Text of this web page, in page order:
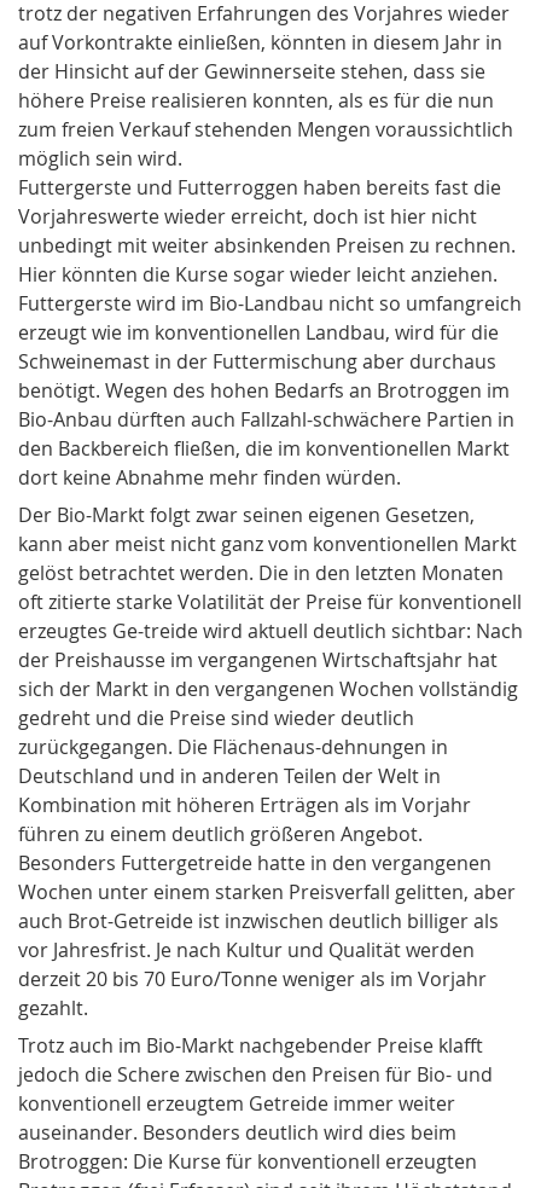
trotz der negativen Erfahrungen des Vorjahres wieder
auf Vorkontrakte einließen, könnten in diesem Jahr in
der Hinsicht auf der Gewinnerseite stehen, dass sie
höhere Preise realisieren konnten, als es für die nun
zum freien Verkauf stehenden Mengen voraussichtlich
möglich sein wird.
Futtergerste und Futterroggen haben bereits fast die
Vorjahreswerte wieder erreicht, doch ist hier nicht
unbedingt mit weiter absinkenden Preisen zu rechnen.
Hier könnten die Kurse sogar wieder leicht anziehen.
Futtergerste wird im Bio-Landbau nicht so umfangreich
erzeugt wie im konventionellen Landbau, wird für die
Schweinemast in der Futtermischung aber durchaus
benötigt. Wegen des hohen Bedarfs an Brotroggen im
Bio-Anbau dürften auch Fallzahl-schwächere Partien in
den Backbereich fließen, die im konventionellen Markt
dort keine Abnahme mehr finden würden.
Der Bio-Markt folgt zwar seinen eigenen Gesetzen,
kann aber meist nicht ganz vom konventionellen Markt
gelöst betrachtet werden. Die in den letzten Monaten
oft zitierte starkeVolatilität der Preisefür konventionell
erzeugtes Ge-treide wird aktuell deutlich sichtbar: Nach
der Preishausse im vergangenen Wirtschaftsjahr hat
sich der Markt in den vergangenen Wochen vollständig
gedreht und die Preise sind wieder deutlich
zurückgegangen. Die Flächenaus-dehnungen in
Deutschland und in anderen Teilen der Welt in
Kombination mit höheren Erträgen als im Vorjahr
führen zu einem deutlich größeren Angebot.
Besonders Futtergetreide hatte in den vergangenen
Wochen unter einem starken Preisverfall gelitten, aber
auch Brot-Getreide ist inzwischen deutlich billiger als
vor Jahresfrist. Je nach Kultur und Qualität werden
derzeit 20 bis 70 Euro/Tonne weniger als im Vorjahr
gezahlt.
Trotz auch im Bio-Markt nachgebender Preise klafft
jedoch die Schere zwischen den Preisen für Bio- und
konventionell erzeugtem Getreide immer weiter
auseinander. Besonders deutlich wird dies beim
Brotroggen: Die Kurse für konventionell erzeugten